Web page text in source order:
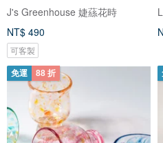
J's Greenhouse 婕蕬花時
NT$ 490
可客製
免運 88 折